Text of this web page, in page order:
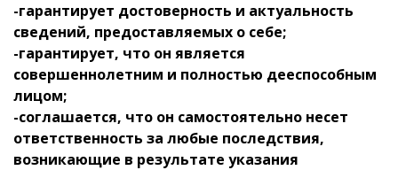
-гарантирует достоверность и актуальность
сведений, предоставляемых о себе;
-гарантирует, что он является
совершеннолетним и полностью дееспособным
лицом;
-соглашается, что он самостоятельно несет
ответственность за любые последствия,
возникающие в результате указания